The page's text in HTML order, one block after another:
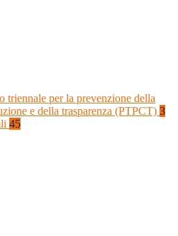
triennale per la prevenzione della
e della trasparenza (PTPCT) 3
45